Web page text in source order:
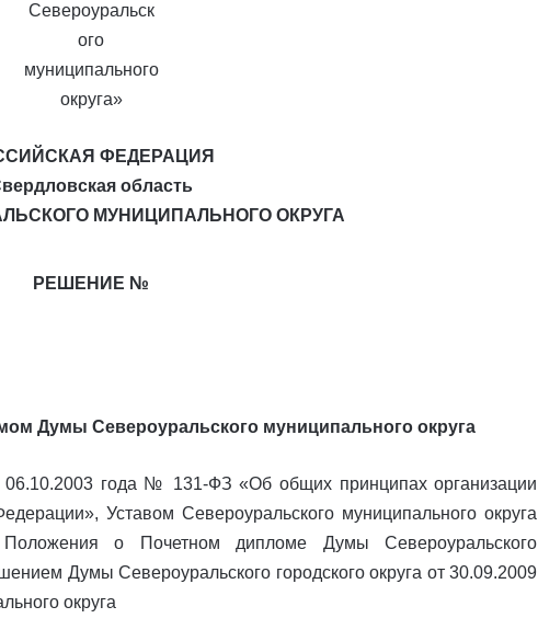
ФЕДЕРАЦИЯ
область
МУНИЦИПАЛЬНОГО ОКРУГА
РЕШЕНИЕ №
Думы Североуральского муниципального округа
06.10.2003 года № 131-ФЗ «Об общих принципах организации
Уставом Североуральского муниципального округа
о Почетном дипломе Думы Североуральского
Думы Североуральского городского округа от 30.09.2009
округа